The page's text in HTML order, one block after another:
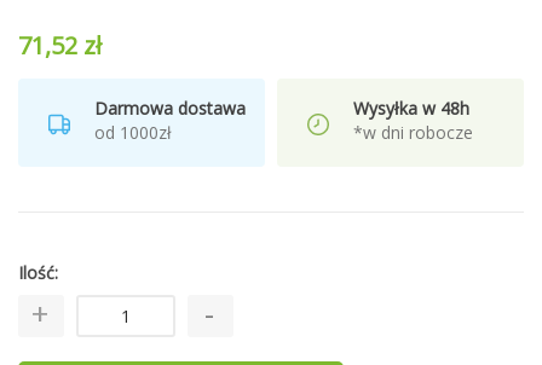
71,52 zł
Darmowa dostawa
od 1000zł
Wysyłka w 48h
*w dni robocze
Ilość